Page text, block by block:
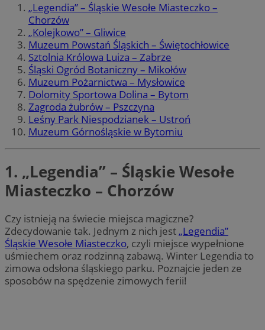
„Legendia” – Śląskie Wesołe Miasteczko –
Chorzów
„Kolejkowo” – Gliwice
Muzeum Powstań Śląskich – Świętochłowice
Sztolnia Królowa Luiza – Zabrze
Śląski Ogród Botaniczny – Mikołów
Muzeum Pożarnictwa – Mysłowice
Dolomity Sportowa Dolina – Bytom
Zagroda żubrów – Pszczyna
Leśny Park Niespodzianek – Ustroń
Muzeum Górnośląskie w Bytomiu
1. „Legendia” – Śląskie Wesołe
Miasteczko – Chorzów
Czy istnieją na świecie miejsca magiczne?
Zdecydowanie tak. Jednym z nich jest„Legendia”
Śląskie Wesołe Miasteczko, czyli miejsce wypełnione
uśmiechem oraz rodzinną zabawą. Winter Legendia to
zimowa odsłona śląskiego parku. Poznajcie jeden ze
sposobów na spędzenie zimowych ferii!